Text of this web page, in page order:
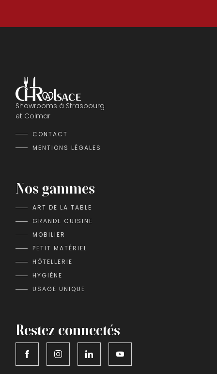
Showrooms à Strasbourg
et Colmar
CONTACT
MENTIONS LÉGALES
Nos gammes
ART DE LA TABLE
GRANDE CUISINE
MOBILIER
PETIT MATÉRIEL
HÔTELLERIE
HYGIÈNE
USAGE UNIQUE
Restez connectés